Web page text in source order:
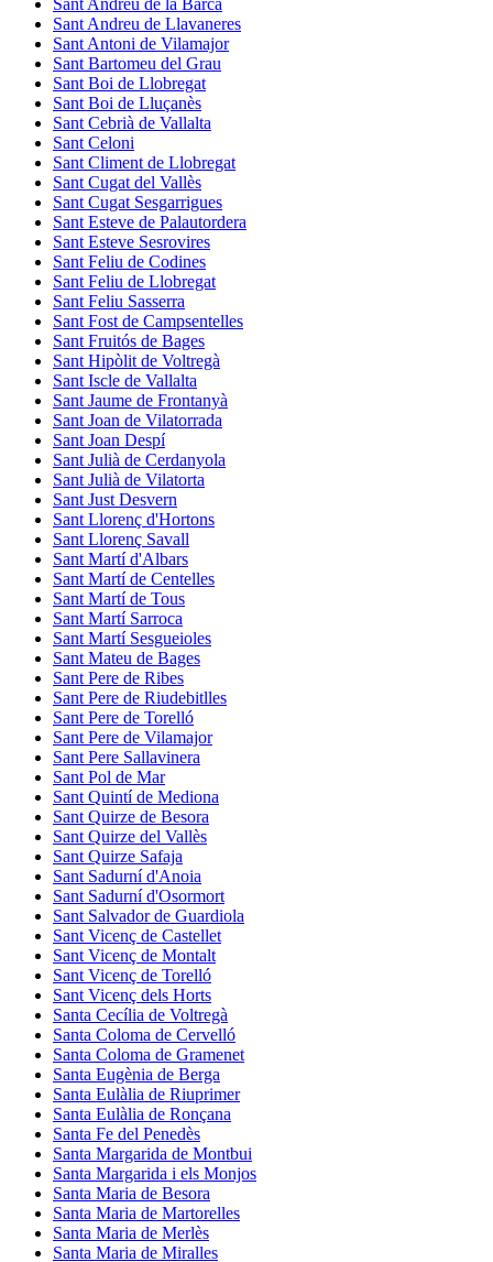
Sant Andreu de Llavaneres
Sant Antoni de Vilamajor
Sant Bartomeu del Grau
Sant Boi de Llobregat
Sant Boi de Lluçanès
Sant Cebrià de Vallalta
Sant Celoni
Sant Climent de Llobregat
Sant Cugat del Vallès
Sant Cugat Sesgarrigues
Sant Esteve de Palautordera
Sant Esteve Sesrovires
Sant Feliu de Codines
Sant Feliu de Llobregat
Sant Feliu Sasserra
Sant Fost de Campsentelles
Sant Fruitós de Bages
Sant Hipòlit de Voltregà
Sant Iscle de Vallalta
Sant Jaume de Frontanyà
Sant Joan de Vilatorrada
Sant Joan Despí
Sant Julià de Cerdanyola
Sant Julià de Vilatorta
Sant Just Desvern
Sant Llorenç d'Hortons
Sant Llorenç Savall
Sant Martí d'Albars
Sant Martí de Centelles
Sant Martí de Tous
Sant Martí Sarroca
Sant Martí Sesgueioles
Sant Mateu de Bages
Sant Pere de Ribes
Sant Pere de Riudebitlles
Sant Pere de Torelló
Sant Pere de Vilamajor
Sant Pere Sallavinera
Sant Pol de Mar
Sant Quintí de Mediona
Sant Quirze de Besora
Sant Quirze del Vallès
Sant Quirze Safaja
Sant Sadurní d'Anoia
Sant Sadurní d'Osormort
Sant Salvador de Guardiola
Sant Vicenç de Castellet
Sant Vicenç de Montalt
Sant Vicenç de Torelló
Sant Vicenç dels Horts
Santa Cecília de Voltregà
Santa Coloma de Cervelló
Santa Coloma de Gramenet
Santa Eugènia de Berga
Santa Eulàlia de Riuprimer
Santa Eulàlia de Ronçana
Santa Fe del Penedès
Santa Margarida de Montbui
Santa Margarida i els Monjos
Santa Maria de Besora
Santa Maria de Martorelles
Santa Maria de Merlès
Santa Maria de Miralles